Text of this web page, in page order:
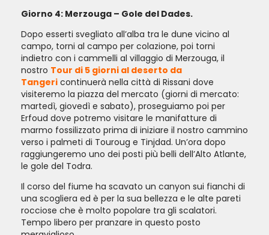
Giorno 4: Merzouga – Gole del Dades.
Dopo esserti svegliato all’alba tra le dune vicino al
campo, torni al campo per colazione, poi torni
indietro con i cammelli al villaggio di Merzouga, il
nostro Tour di 5 giorni al deserto da
Tangeri continuerà nella città di Rissani dove
visiteremo la piazza del mercato (giorni di mercato:
martedì, giovedì e sabato), proseguiamo poi per
Erfoud dove potremo visitare le manifatture di
marmo fossilizzato prima di iniziare il nostro cammino
verso i palmeti di Touroug e Tinjdad. Un’ora dopo
raggiungeremo uno dei posti più belli dell’Alto Atlante,
le gole del Todra.
Il corso del fiume ha scavato un canyon sui fianchi di
una scogliera ed è per la sua bellezza e le alte pareti
rocciose che è molto popolare tra gli scalatori.
Tempo libero per pranzare in questo posto